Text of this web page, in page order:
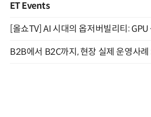
ET Events